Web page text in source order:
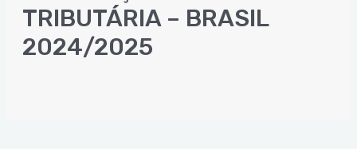
TRIBUTÁRIA – BRASIL
2024/2025